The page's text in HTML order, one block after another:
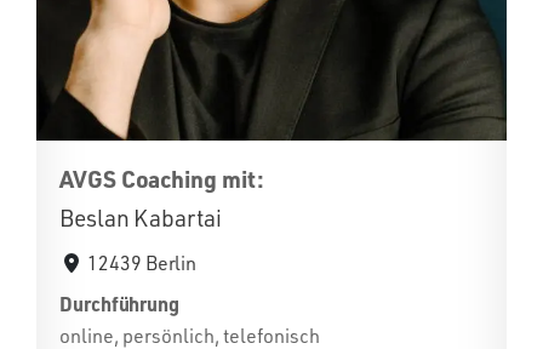
AVGS Coaching mit:
Beslan Kabartai
12439 Berlin
Durchführung
online, persönlich, telefonisch